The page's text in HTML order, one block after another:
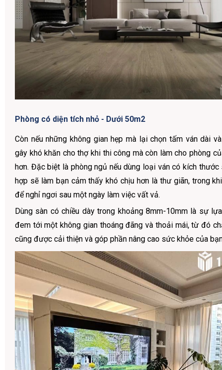
Phòng có diện tích nhỏ - Dưới 50m2
Còn nếu những không gian hẹp mà lại chọn tấm ván dài
gây khó khăn cho thợ khi thi công mà còn làm cho phòng
hơn. Đặc biệt là phòng ngủ nếu dùng loại ván có kích thước
hợp sẽ làm bạn cảm thấy khó chịu hơn là thư giãn, trong
để nghỉ ngơi sau một ngày làm việc vất vả.
Dùng sàn có chiều dày trong khoảng 8mm-10mm là sự
đem tới một không gian thoáng đãng và thoải mái, từ đó
cũng được cải thiện và góp phần nâng cao sức khỏe của